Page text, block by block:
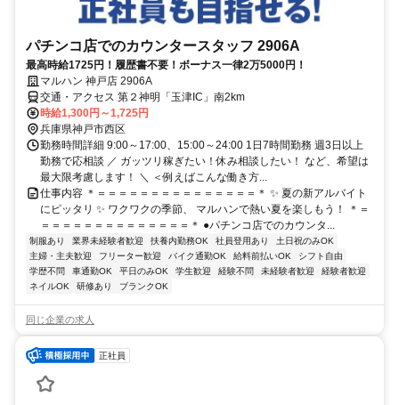
パチンコ店でのカウンタースタッフ 2906A
最高時給1725円！履歴書不要！ボーナス一律2万5000円！
マルハン 神戸店 2906A
交通・アクセス 第２神明「玉津IC」南2km
時給1,300円～1,725円
兵庫県神戸市西区
勤務時間詳細 9:00～17:00、15:00～24:00 1日7時間勤務 週3日以上
勤務で応相談 ／ ガッツリ稼ぎたい！休み相談したい！ など、希望は
最大限考慮します！ ＼ ＜例えばこんな働き方...
仕事内容 ＊＝＝＝＝＝＝＝＝＝＝＝＝＝＝＝＊ ✨ 夏の新アルバイト
にピッタリ ✨ ワクワクの季節、 マルハンで熱い夏を楽しもう！ ＊＝
＝＝＝＝＝＝＝＝＝＝＝＝＝＝＊ ●パチンコ店でのカウンタ...
制服あり 業界未経験者歓迎 扶養内勤務OK 社員登用あり
土日祝のみOK
主婦・主夫歓迎
フリーター歓迎 バイク通勤OK 給料前払いOK
シフト自由
学歴不問
車通勤OK 平日のみOK 学生歓迎 経験不問 未経験者歓迎
経験者歓迎
ネイルOK
研修あり ブランクOK
同じ企業の求人
正社員